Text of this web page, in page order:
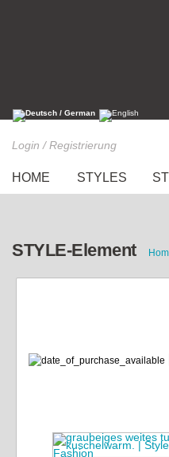
Login / Registrierung
HOME STYLES
STYLE-Element